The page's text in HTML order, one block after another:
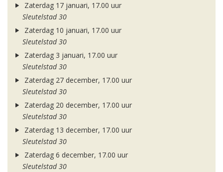
Zaterdag 17 januari, 17.00 uur
Sleutelstad 30
Zaterdag 10 januari, 17.00 uur
Sleutelstad 30
Zaterdag 3 januari, 17.00 uur
Sleutelstad 30
Zaterdag 27 december, 17.00 uur
Sleutelstad 30
Zaterdag 20 december, 17.00 uur
Sleutelstad 30
Zaterdag 13 december, 17.00 uur
Sleutelstad 30
Zaterdag 6 december, 17.00 uur
Sleutelstad 30